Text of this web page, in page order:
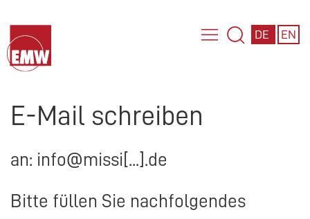
DE EN
E-Mail schreiben
an: info@missi[...].de
Bitte füllen Sie nachfolgendes